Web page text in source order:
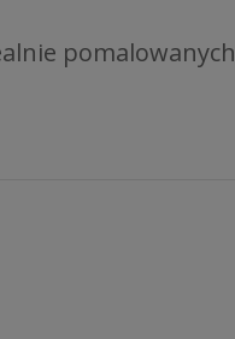
pomalowanych